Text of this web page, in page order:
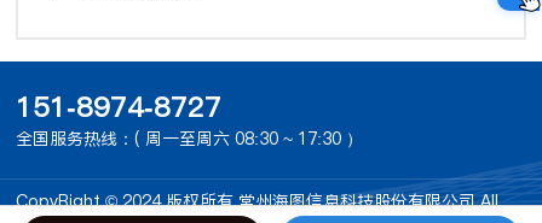
151-8974-8727
全国服务热线：( 周一至周六 08:30 ~ 17:30 ）
CopyRight © 2024 版权所有 常州海图信息科技股份有限公司 All